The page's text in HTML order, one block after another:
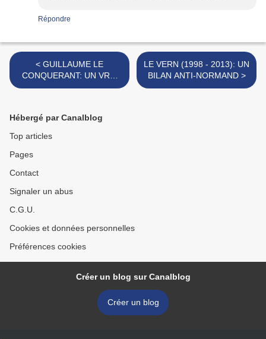
Répondre
< GUILLAUME LE
CONQUERANT: UN VRAI
PLAN MEDIA POUR LA
LE VERN (1998 - 2013): UN
BILAN ANTI-NORMAND >
Hébergé par Canalblog
Top articles
Pages
Contact
Signaler un abus
C.G.U.
Cookies et données personnelles
Préférences cookies
Créer un blog sur Canalblog
Créer un blog